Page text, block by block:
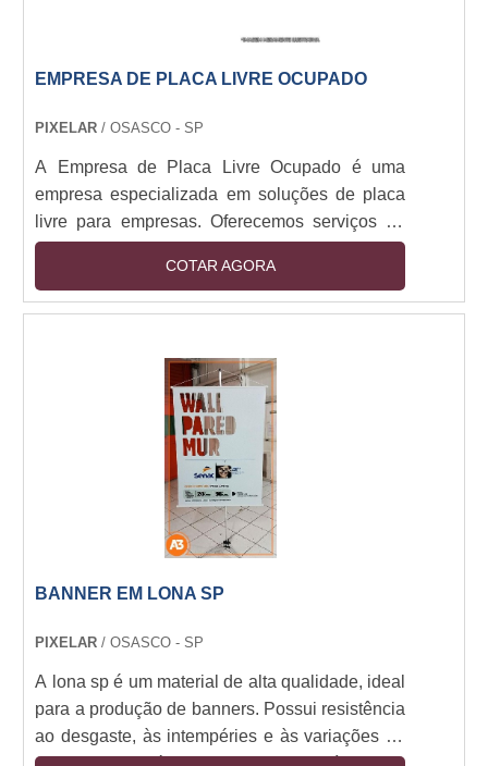
EMPRESA DE PLACA LIVRE OCUPADO
PIXELAR/ OSASCO - SP
A Empresa de Placa Livre Ocupado é uma
empresa especializada em soluções de placa
livre para empresas. Oferecemos serviços de
placa livre para empresas de todos os
tamanhos, desde pequenas empresas até
grandes corporações. Nossa equipe de
para garantir que nossos clientes obtenham o
melhor serviço possível. Nossos serviços
incluem a criação de placas livres, a instalação
de placas livres, a manutenção de placas livres
e a gestão de placas livres. Além disso,
oferecemos serviços de consultoria para ajudar
nossos clientes a tomar as melhores decisões
para suas necessidades de placa livre. Se você
para sua empresa, entre em contato conosco
COTAR AGORA
BANNER EM LONA SP
PIXELAR/ OSASCO - SP
A lona sp é um material de alta qualidade, ideal
para a produção de banners. Possui resistência
ao desgaste, às intempéries e às variações de